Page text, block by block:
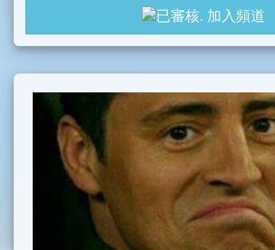
聊天群组@Freeworldwithbot
加入頻道